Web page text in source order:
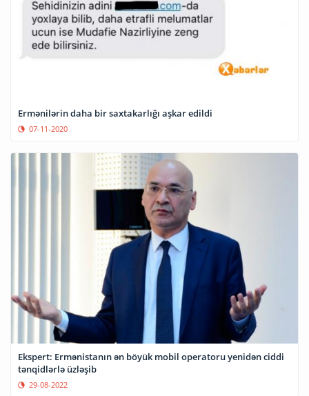
Ermənilərin daha bir saxtakarlığı aşkar edildi
07-11-2020
Ekspert: Ermənistanın ən böyük mobil operatoru yenidən ciddi
tənqidlərlə üzləşib
29-08-2022